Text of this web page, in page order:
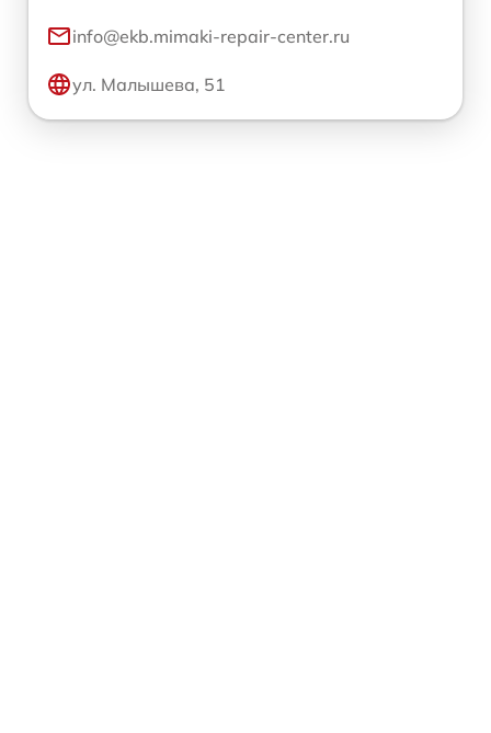
info@ekb.mimaki-repair-center.ru
ул. Малышева, 51